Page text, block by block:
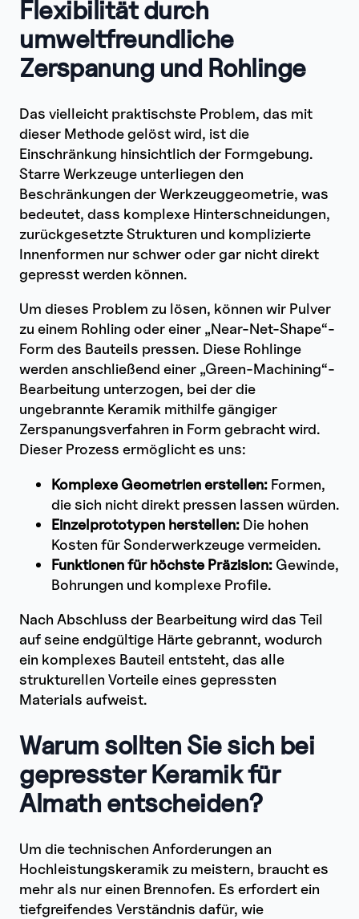
Flexibilität durch
umweltfreundliche
Zerspanung und Rohlinge
Das vielleicht praktischste Problem, das mit
dieser Methode gelöst wird, ist die
Einschränkung hinsichtlich der Formgebung.
Starre Werkzeuge unterliegen den
Beschränkungen der Werkzeuggeometrie, was
bedeutet, dass komplexe Hinterschneidungen,
zurückgesetzte Strukturen und komplizierte
Innenformen nur schwer oder gar nicht direkt
gepresst werden können.
Um dieses Problem zu lösen, können wir Pulver
zu einem Rohling oder einer „Near-Net-Shape“-
Form des Bauteils pressen. Diese Rohlinge
werden anschließend einer „Green-Machining“-
Bearbeitung unterzogen, bei der die
ungebrannte Keramik mithilfe gängiger
Zerspanungsverfahren in Form gebracht wird.
Dieser Prozess ermöglicht es uns:
Komplexe Geometrien erstellen: Formen,
die sich nicht direkt pressen lassen würden.
Einzelprototypen herstellen: Die hohen
Kosten für Sonderwerkzeuge vermeiden.
Funktionen für höchste Präzision: Gewinde,
Bohrungen und komplexe Profile.
Nach Abschluss der Bearbeitung wird das Teil
auf seine endgültige Härte gebrannt, wodurch
ein komplexes Bauteil entsteht, das alle
strukturellen Vorteile eines gepressten
Materials aufweist.
Warum sollten Sie sich bei
gepresster Keramik für
Almath entscheiden?
Um die technischen Anforderungen an
Hochleistungskeramik zu meistern, braucht es
mehr als nur einen Brennofen. Es erfordert ein
tiefgreifendes Verständnis dafür, wie